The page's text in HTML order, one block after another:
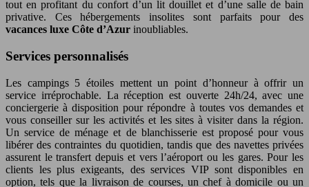
tout en profitant du confort d’un lit douillet et d’une salle de bain
privative. Ces hébergements insolites sont parfaits pour des
vacances luxe Côte d’Azur inoubliables.
Services personnalisés
Les campings 5 étoiles mettent un point d’honneur à offrir un
service irréprochable. La réception est ouverte 24h/24, avec une
conciergerie à disposition pour répondre à toutes vos demandes et
vous conseiller sur les activités et les sites à visiter dans la région.
Un service de ménage et de blanchisserie est proposé pour vous
libérer des contraintes du quotidien, tandis que des navettes privées
assurent le transfert depuis et vers l’aéroport ou les gares. Pour les
clients les plus exigeants, des services VIP sont disponibles en
option, tels que la livraison de courses, un chef à domicile ou un